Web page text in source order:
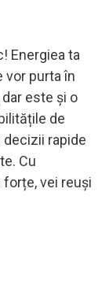
Energiea ta
vor purta în
este și o
de
decizii rapide
Cu
vei reuși